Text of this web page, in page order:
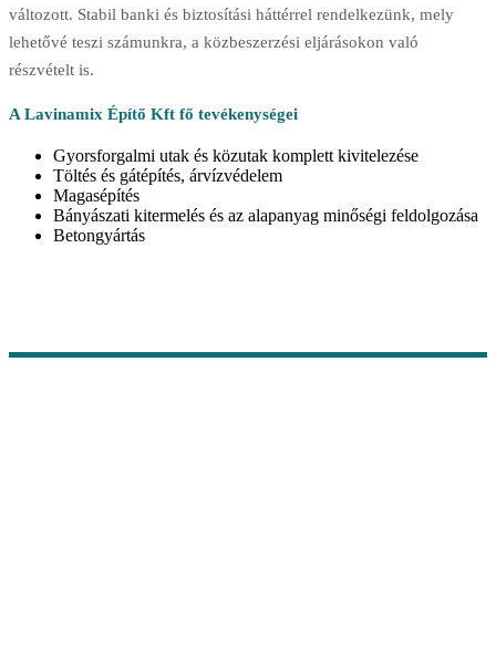
változott. Stabil banki és biztosítási háttérrel rendelkezünk, mely
lehetővé teszi számunkra, a közbeszerzési eljárásokon való
részvételt is.
A Lavinamix Építő Kft fő tevékenységei
Gyorsforgalmi utak és közutak komplett kivitelezése
Töltés és gátépítés, árvízvédelem
Magasépítés
Bányászati kitermelés és az alapanyag minőségi feldolgozása
Betongyártás